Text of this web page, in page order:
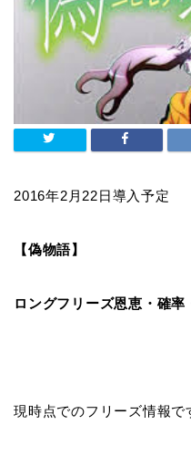
2016年2月22日導入予定
【偽物語】
ロングフリーズ恩恵・確率
現時点でのフリーズ情報で